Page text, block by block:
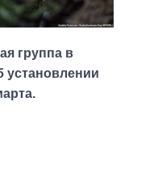
группа в
установлении